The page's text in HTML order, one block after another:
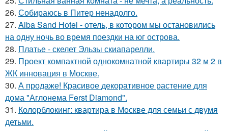
26. Собираюсь в Питер ненадолго.
27. Alba Sand Hotel - отель, в котором мы остановились
на одну ночь во время поездки на юг острова.
28. Платье - скелет Эльзы скиапарелли.
29. Проект компактной однокомнатной квартиры 32 м 2 в
ЖК инновация в Москве.
30. А продаже! Красивое декоративное растение для
дома "Аглонема Ferst Diamond".
31. Колорблокинг: квартира в Москве для семьи с двумя
детьми.